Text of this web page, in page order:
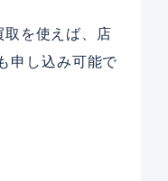
を使えば、店
申し込み可能で